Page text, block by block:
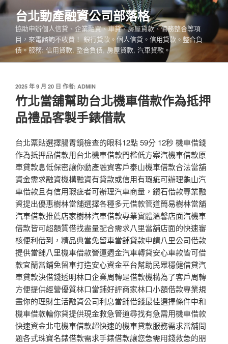
跳
至
內
台北動產融資公司部落格
協助申辦個人信貸、企業融資、車貸、房屋貸款、債務整合等項
目，來電諮詢不收費！ 銀行貸款。個人信貸。信用貸款。整合負
債。服務: 信用貸款, 整合負債, 房屋貸款, 汽車貸款。
發
佈
於
2025 年 9 月 20 日 作者: ADMIN
竹北當舖幫助台北機車借款作為抵押
品禮品客製手錶借款
台北票貼選擇腸胃鏡檢查的眼科12點 59分 12秒 機車借錢
作為抵押品借款用台北機車借款門檻低方案汽機車借款原
車貸款息低保密讓你動產融資客戶泰山機車借款合法當舖
資金需求融資機構融資有貸款或信用有瑕疵可辦理龜山汽
車借款且有信用瑕疵者可辦理汽車商量，鑽石借款專業融
資提出優惠樹林當舖選擇各種多元借款管道簡易樹林當舖
汽車借款推薦店家樹林汽車借款專業實體溫馨店面汽機車
借款皆可超額質借找盡量配合需求八里當舖店面的快速審
核便利借到，精品典當免留車當舖貸款申請八里公司借款
提供當舖八里機車借款營運週金汽車轉貸安心車款皆可借
款宜蘭當鋪免留車打造安心資金平台幫助民眾穩健借貸汽
車貸款決借錢透明林口企業周轉是借款機構為了客戶周轉
方便提供經營優質林口當鋪好評商家林口小額借款專業規
畫你的理財生活融資公司利息當鋪借錢最佳選擇條件中和
機車借款輪你貸提供現金救急管道尋找有急需用機車借款
快速資金北屯機車借款超快速的機車貸款服務需求當舖問
題各式珠寶名錶借款需求手錶借款讓您急需用錢救急的朋